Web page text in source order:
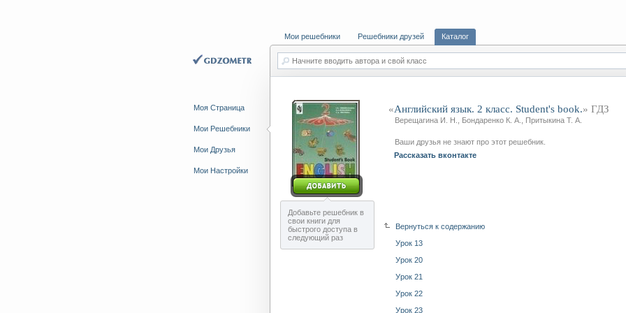
Моя Страница
Мои Решебники
Мои Друзья
Мои Настройки
Мои решебники Решебники друзей Каталог
Начните вводить автора и свой класс
Добавьте решебник в
свои книги для
быстрого доступа в
следующий раз
«Английский язык. 2 класс. Student's book.» ГДЗ
Верещагина И. Н., Бондаренко К. А., Притыкина Т. А.
Ваши друзья не знают про этот решебник.
Рассказать вконтакте
Вернуться к содержанию
Урок 13
Урок 20
Урок 21
Урок 22
Урок 23